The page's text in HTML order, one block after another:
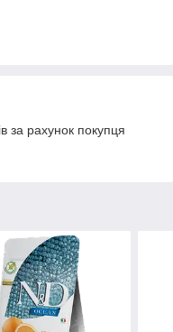
за рахунок покупця